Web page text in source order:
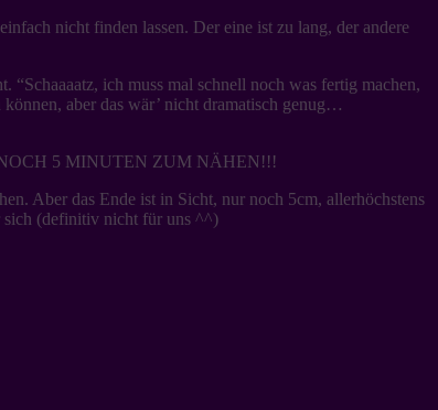
nicht finden lassen. Der eine ist zu lang, der andere
“Schaaaatz, ich muss mal schnell noch was fertig machen,
aber das wär’ nicht dramatisch genug…
NOCH 5 MINUTEN ZUM NÄHEN!!!
Aber das Ende ist in Sicht, nur noch 5cm, allerhöchstens
sich (definitiv nicht für uns ^^)